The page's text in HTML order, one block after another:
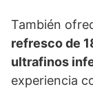
También
refresco de
ultrafinos
experiencia